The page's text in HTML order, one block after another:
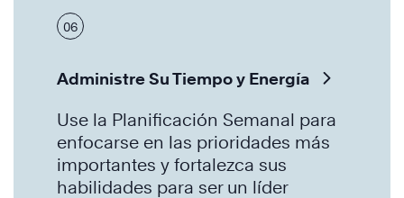
06
Administre Su Tiempo y Energía
Use la Planificación Semanal para
enfocarse en las prioridades más
importantes y fortalezca sus
habilidades para ser un líder